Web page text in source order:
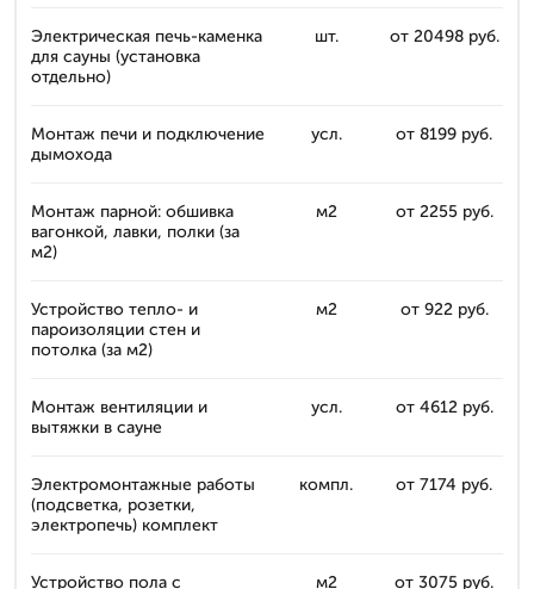
Электрическая печь-каменка
для сауны (установка
отдельно)
шт. от 20498 руб.
Монтаж печи и подключение
дымохода
усл. от 8199 руб.
Монтаж парной: обшивка
вагонкой, лавки, полки (за
м2)
м2 от 2255 руб.
Устройство тепло- и
пароизоляции стен и
потолка (за м2)
м2 от 922 руб.
Монтаж вентиляции и
вытяжки в сауне
усл. от 4612 руб.
Электромонтажные работы
(подсветка, розетки,
электропечь) комплект
компл. от 7174 руб.
Устройство пола с
м2 от 3075 руб.